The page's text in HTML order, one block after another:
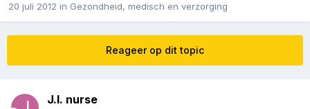
20 juli 2012 in Gezondheid, medisch en verzorging
Reageer op dit topic
J.I. nurse